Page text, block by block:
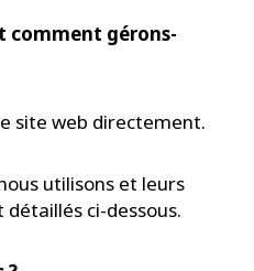
comment gérons-
site web directement.
utilisons et leurs
ci-dessous.